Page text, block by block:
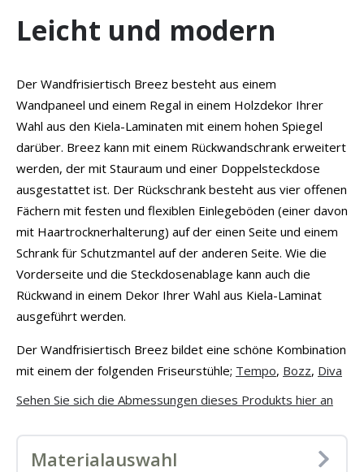
Leicht und modern
Der Wandfrisiertisch Breez besteht aus einem
Wandpaneel und einem Regal in einem Holzdekor Ihrer
Wahl aus den Kiela-Laminaten mit einem hohen Spiegel
darüber. Breez kann mit einem Rückwandschrank erweitert
werden, der mit Stauraum und einer Doppelsteckdose
ausgestattet ist. Der Rückschrank besteht aus vier offenen
Fächern mit festen und flexiblen Einlegeböden (einer davon
mit Haartrocknerhalterung) auf der einen Seite und einem
Schrank für Schutzmantel auf der anderen Seite. Wie die
Vorderseite und die Steckdosenablage kann auch die
Rückwand in einem Dekor Ihrer Wahl aus Kiela-Laminat
ausgeführt werden.
Der Wandfrisiertisch Breez bildet eine schöne Kombination
mit einem der folgenden Friseurstühle; Tempo, Bozz, Diva
Sehen Sie sich die Abmessungen dieses Produkts hier an
Materialauswahl